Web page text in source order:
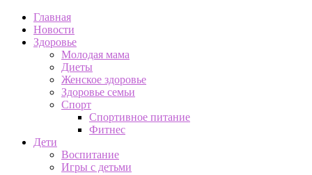
Главная
Новости
Здоровье
Молодая мама
Диеты
Женское здоровье
Здоровье семьи
Спорт
Спортивное питание
Фитнес
Дети
Воспитание
Игры с детьми